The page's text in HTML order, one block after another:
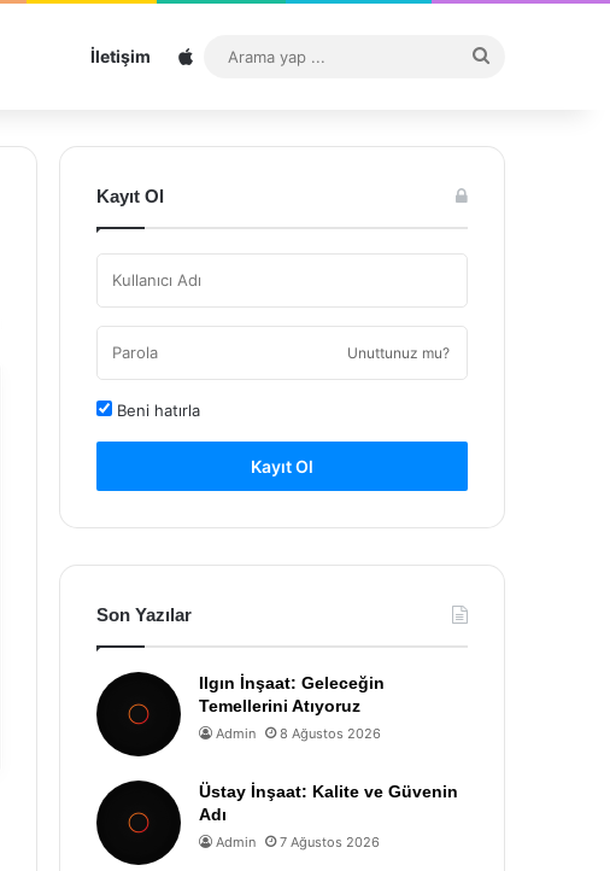
İletişim Sitemap
...
Kayıt Ol
Unuttunuz mu?
Beni hatırla
Kayıt Ol
Son Yazılar
Ilgın İnşaat: Geleceğin
Temellerini Atıyoruz
Admin 8 Ağustos 2026
Üstay İnşaat: Kalite ve Güvenin
Adı
Admin 7 Ağustos 2026